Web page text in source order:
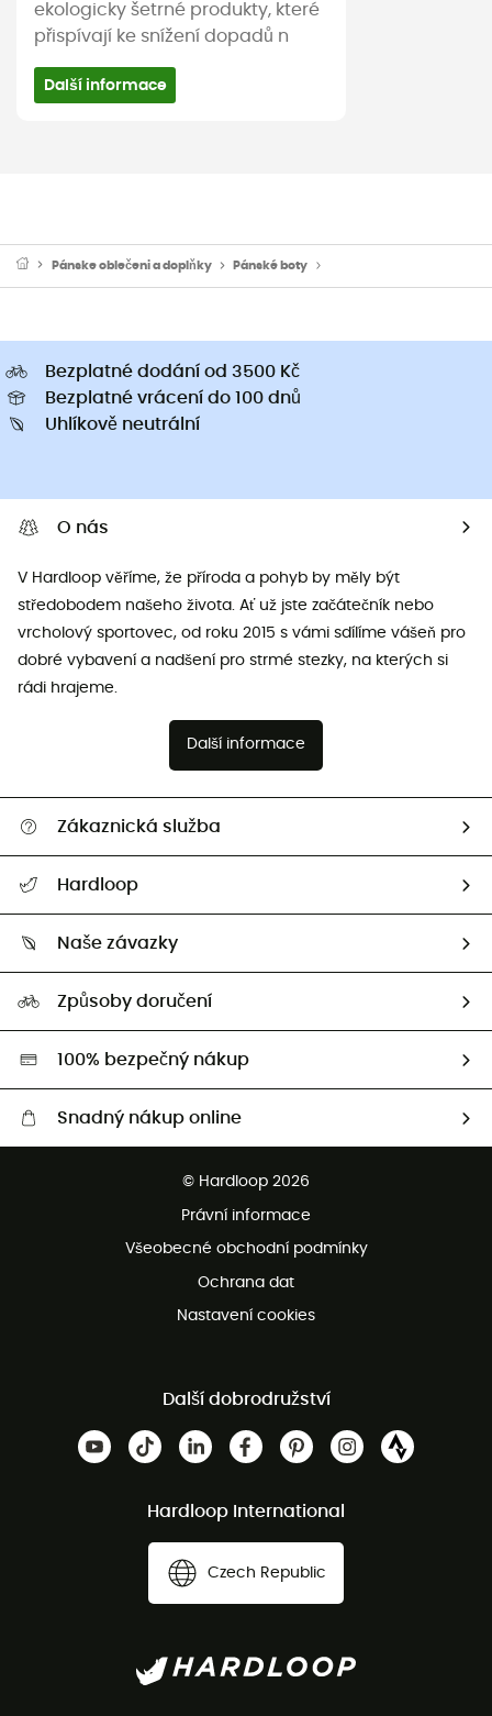
ekologicky šetrné produkty, které
přispívají ke snížení dopadů n
Další informace
Pánske oblečeni a doplňky Pánské boty
Bezplatné dodání od 3500 Kč
Bezplatné vrácení do 100 dnů
Uhlíkově neutrální
O nás
V Hardloop věříme, že příroda a pohyb by měly být
středobodem našeho života. Ať už jste začátečník nebo
vrcholový sportovec, od roku 2015 s vámi sdílíme vášeň pro
dobré vybavení a nadšení pro strmé stezky, na kterých si
rádi hrajeme.
Další informace
Zákaznická služba
Vrácení zboží a peněz
Hardloop
Naši Ambasadoři
Naše závazky
Second hand
HardGreen
Způsoby doručení
100% bezpečný nákup
Snadný nákup online
Bezplatné vrácení do 100 dnů
Bezplatná zákaznická služba
© Hardloop 2026
Právní informace
Všeobecné obchodní podmínky
Ochrana dat
Nastavení cookies
Další dobrodružství
Hardloop International
Czech Republic